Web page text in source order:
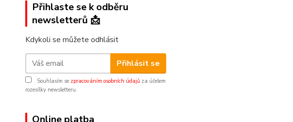
Přihlaste se k odběru
newsletterů 📩
Kdykoli se můžete odhlásit
Přihlásit se
Souhlasím se zpracováním osobních údajů za účelem
rozesílky newsletteru.
Online platba